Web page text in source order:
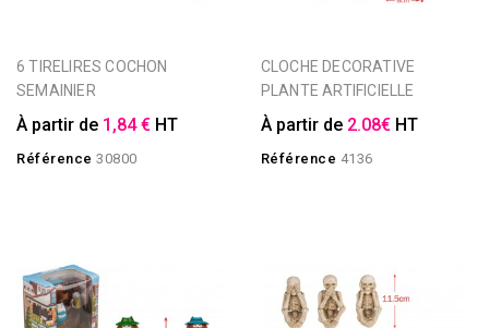
6 TIRELIRES COCHON
SEMAINIER
À partir de 1,84 € HT
Référence 30800
CLOCHE DECORATIVE
PLANTE ARTIFICIELLE
À partir de 2.08€HT
Référence 4136